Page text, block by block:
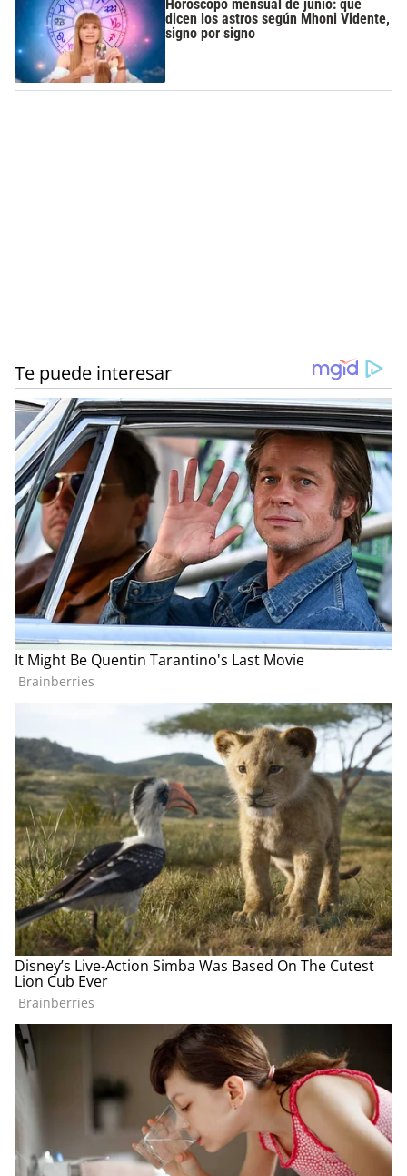
Horóscopo mensual de junio: qué
dicen los astros según Mhoni Vidente,
signo por signo